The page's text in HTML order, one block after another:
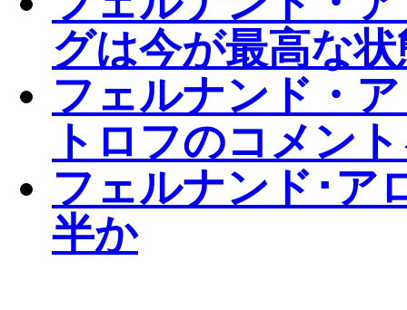
グは今が最高な
フェルナンド・
トロフのコメン
フェルナンド･ア
半か